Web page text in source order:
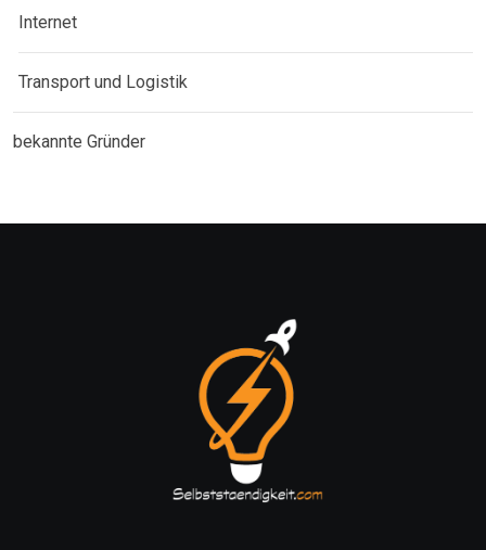
Internet
Transport und Logistik
bekannte Gründer